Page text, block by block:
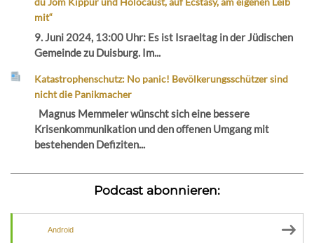
mit“
9. Juni 2024, 13:00 Uhr: Es ist Israeltag in der Jüdischen
Gemeinde zu Duisburg. Im...
Katastrophenschutz: No panic! Bevölkerungsschützer sind
nicht die Panikmacher
Magnus Memmeler wünscht sich eine bessere
Krisenkommunikation und den offenen Umgang mit
bestehenden Defiziten...
Podcast abonnieren:
Android